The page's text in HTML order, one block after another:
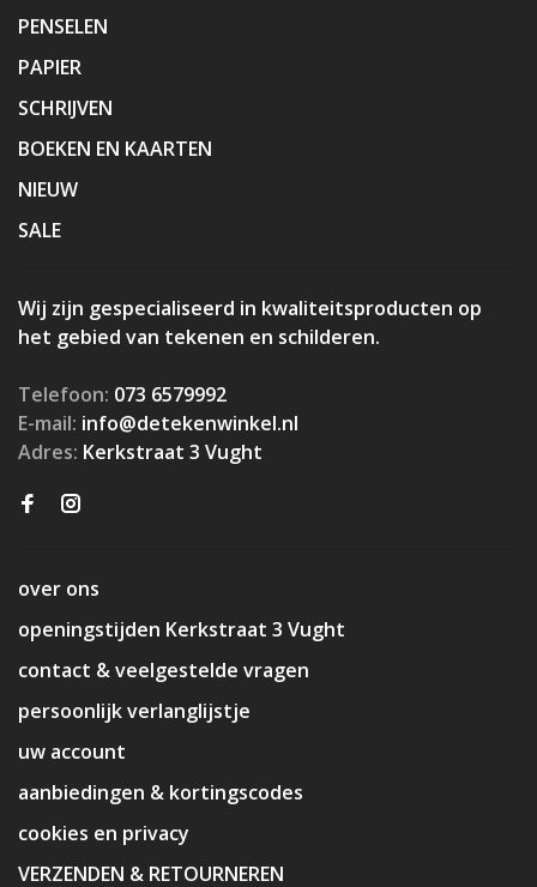
PENSELEN
PAPIER
SCHRIJVEN
BOEKEN EN KAARTEN
NIEUW
SALE
Wij zijn gespecialiseerd in kwaliteitsproducten op
het gebied van tekenen en schilderen.
Telefoon: 073 6579992
E-mail: info@detekenwinkel.nl
Adres: Kerkstraat 3 Vught
over ons
openingstijden Kerkstraat 3 Vught
contact & veelgestelde vragen
persoonlijk verlanglijstje
uw account
aanbiedingen & kortingscodes
cookies en privacy
VERZENDEN & RETOURNEREN